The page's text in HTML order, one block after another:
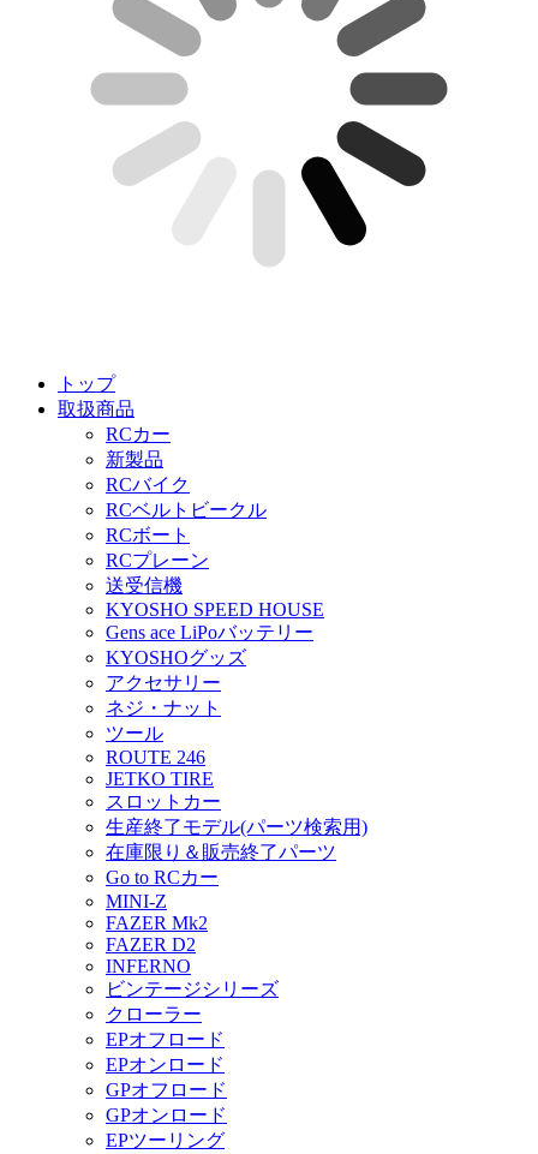
トップ
取扱商品
RCカー
新製品
RCバイク
RCベルトビークル
RCボート
RCプレーン
送受信機
KYOSHO SPEED HOUSE
Gens ace LiPoバッテリー
KYOSHOグッズ
アクセサリー
ネジ・ナット
ツール
ROUTE 246
JETKO TIRE
スロットカー
生産終了モデル(パーツ検索用)
在庫限り＆販売終了パーツ
Go to RCカー
MINI-Z
FAZER Mk2
FAZER D2
INFERNO
ビンテージシリーズ
クローラー
EPオフロード
EPオンロード
GPオフロード
GPオンロード
EPツーリング